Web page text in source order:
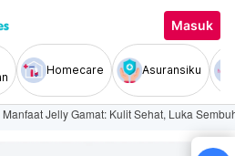
Masuk
Homecare Asuransiku
Manfaat Jelly Gamat: Kulit Sehat, Luka